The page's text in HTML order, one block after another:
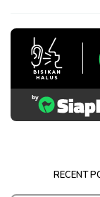
RECENT